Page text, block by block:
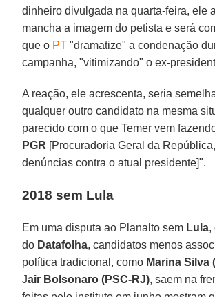
dinheiro divulgada na quarta-feira, ele
mancha a imagem do petista e será
que o PT "dramatize" a condenação
campanha, "vitimizando" o ex-
A reação, ele acrescenta, seria
qualquer outro candidato na mesma
parecido com o que Temer vem
PGR [Procuradoria Geral da
denúncias contra o atual presidente]".
2018 sem Lula
Em uma disputa ao Planalto sem Lula,
do Datafolha, candidatos menos
política tradicional, como Marina Silva
Jair Bolsonaro (PSC-RJ), saem na